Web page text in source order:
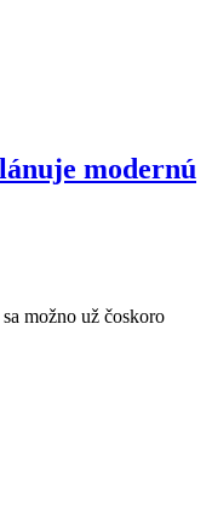
modernú
možno už čoskoro